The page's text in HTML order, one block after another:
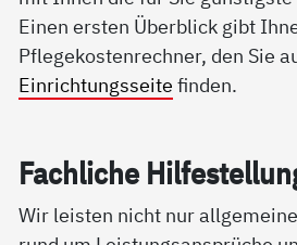
Einen ersten Überblick gibt
Pflegekostenrechner, den Sie
Einrichtungsseite finden.
Fach­li­che
Wir leisten nicht nur